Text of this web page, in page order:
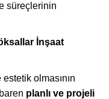
süreçlerinin
İnşaat
olmasının
planlı ve projeli